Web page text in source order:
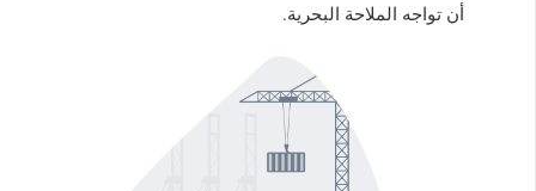
أن تواجه الملاحة البحرية.